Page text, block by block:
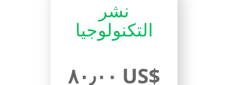
نشر
التكنولوجيا
٨٠٫٠٠ US$